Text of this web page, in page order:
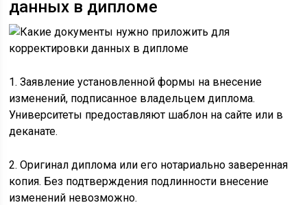
данных в дипломе
1. Заявление установленной формы на внесение
изменений, подписанное владельцем диплома.
Университеты предоставляют шаблон на сайте или в
деканате.
2. Оригинал диплома или его нотариально заверенная
копия. Без подтверждения подлинности внесение
изменений невозможно.